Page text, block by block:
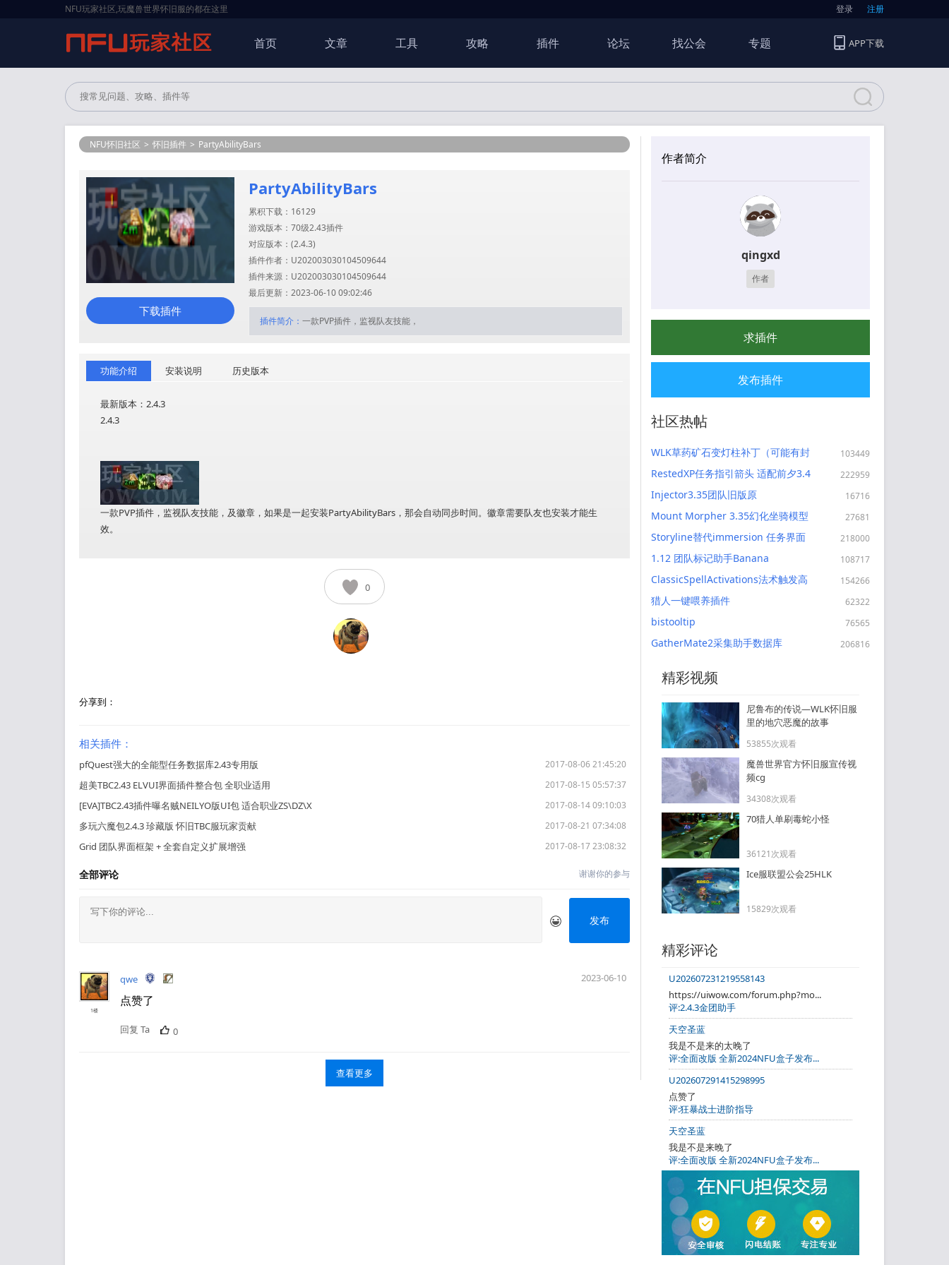
NFU玩家社区,玩魔兽世界怀旧服的都在这里 登录 注册
首页 文章 工具 攻略 插件 论坛 找公会 专题 APP下载
NFU怀旧社区 > 怀旧插件 > PartyAbilityBars
下载插件
PartyAbilityBars
累积下载：16129
游戏版本：70级2.43插件
对应版本：(2.4.3)
插件作者：U202003030104509644
插件来源：U202003030104509644
最后更新：2023-06-10 09:02:46
插件简介： 一款PVP插件，监视队友技能，
功能介绍 安装说明 历史版本
最新版本：2.4.3
2.4.3
一款PVP插件，监视队友技能，及徽章，如果是一起安装PartyAbilityBars，那会自动同步时间。徽章需要队友也安装才能生
效。
0
分享到：
相关插件：
pfQuest强大的全能型任务数据库2.43专用版 2017-08-06 21:45:20
超美TBC2.43 ELVUI界面插件整合包 全职业适用 2017-08-15 05:57:37
[EVA]TBC2.43插件曝名贼NEILYO版UI包 适合职业ZS\DZ\X 2017-08-14 09:10:03
多玩六魔包2.4.3 珍藏版 怀旧TBC服玩家贡献 2017-08-21 07:34:08
Grid 团队界面框架 + 全套自定义扩展增强 2017-08-17 23:08:32
全部评论 谢谢你的参与
发布
1楼
qwe 2023-06-10
点赞了
回复 Ta 0
查看更多
作者简介
qingxd
作者
求插件
发布插件
社区热帖
WLK草药矿石变灯柱补丁（可能有封
号风险）
103449
RestedXP任务指引箭头 适配前夕3.4 222959
Injector3.35团队旧版原
Aptechka（奶妈专属插件）
16716
Mount Morpher 3.35幻化坐骑模型
修改器
27681
Storyline替代immersion 任务界面
对话美化 3.35
218000
1.12 团队标记助手Banana 108717
ClassicSpellActivations法术触发高
亮显示适配wlk3.4
154266
猎人一键喂养插件 62322
bistooltip 76565
GatherMate2采集助手数据库 206816
精彩视频
尼鲁布的传说—WLK怀旧服
里的地穴恶魔的故事
53855次观看
魔兽世界官方怀旧服宣传视
频cg
34308次观看
70猎人单刷毒蛇小怪
36121次观看
Ice服联盟公会25HLK
15829次观看
精彩评论
U202607231219558143
https://uiwow.com/forum.php?mo...
评:2.4.3金团助手
天空圣蓝
我是不是来的太晚了
评:全面改版 全新2024NFU盒子发布...
U202607291415298995
点赞了
评:狂暴战士进阶指导
天空圣蓝
我是不是来晚了
评:全面改版 全新2024NFU盒子发布...